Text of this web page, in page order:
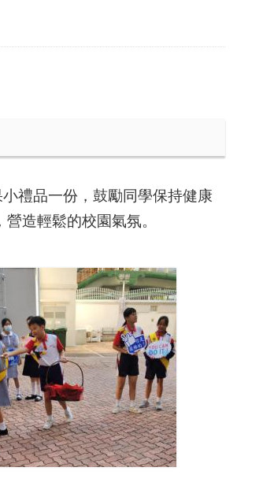
禮品一份，鼓勵同學保持健康
造輕鬆的校園氣氛。